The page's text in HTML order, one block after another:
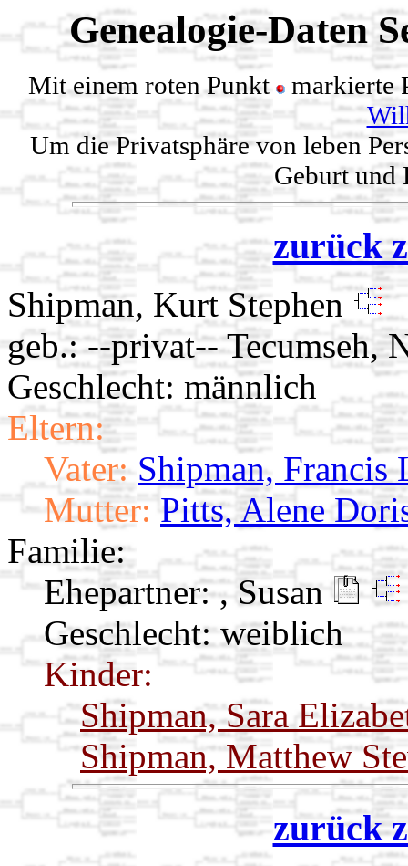
Genealogie-Daten
Mit einem roten Punkt
markierte
Um die Privatsphäre von leben
Geburt und
zurück
Shipman, Kurt Stephen
geb.: --privat-- Tecumseh,
Geschlecht: männlich
Eltern:
Vater: Shipman, Francis
Mutter: Pitts, Alene
Familie:
Ehepartner: , Susan
Geschlecht: weiblich
Kinder:
Shipman, Sara
Shipman, Matthew
zurück